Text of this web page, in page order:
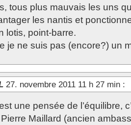
tous plus mauvais les uns
les nantis et
lotis, point-barre.
je ne suis pas (encore?) un
27. novembre 2011 11 h 27 min :
une pensée de l’équilibre,
Maillard (ancien